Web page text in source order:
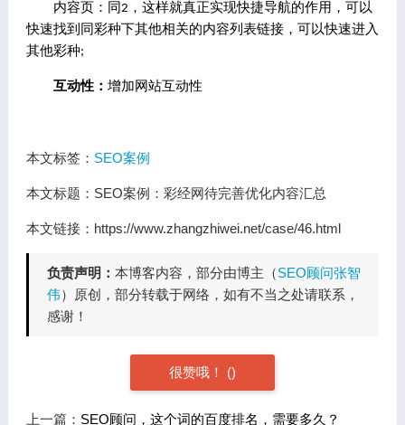
内容页：同2，这样就真正实现快捷导航的作用，可以
快速找到同彩种下其他相关的内容列表链接，可以快速进入
其他彩种;
互动性： 增加网站互动性
本文标签： SEO案例
本文标题：SEO案例：彩经网待完善优化内容汇总
本文链接：https://www.zhangzhiwei.net/case/46.html
负责声明： 本博客内容，部分由博主（SEO顾问张智
伟）原创，部分转载于网络，如有不当之处请联系，
感谢！
很赞哦！ ()
上一篇： SEO顾问，这个词的百度排名，需要多久？